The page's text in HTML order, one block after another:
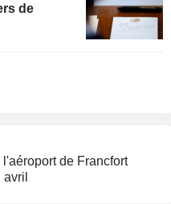
de
de Francfort